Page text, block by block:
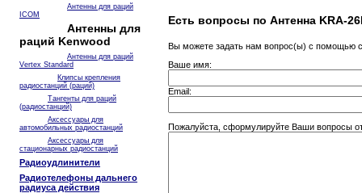
Антенны для раций
ICOM
Антенны для
раций Kenwood
Антенны для раций
Vertex Standard
Клипсы крепления
радиостанций (раций)
Тангенты для раций
(радиостанций)
Аксессуары для
автомобильных радиостанций
Аксессуары для
стационарных радиостанций
Радиоудлинители
Радиотелефоны дальнего
радиуса действия
Есть вопросы по Антенна KRA-
Вы можете задать нам вопрос(ы) с
Ваше имя:
Email:
Пожалуйста, сформулируйте Ваши вопросы